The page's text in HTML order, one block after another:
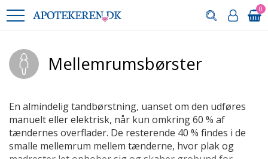
0
Mellemrumsbørster
En almindelig tandbørstning, uanset om den udføres
manuelt eller elektrisk, når kun omkring 60 % af
tændernes overflader. De resterende 40 % findes i de
smalle mellemrum mellem tænderne, hvor plak og